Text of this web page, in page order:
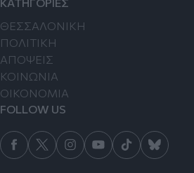
ΘΕΣΣΑΛΟΝΙΚΗ
ΠΟΛΙΤΙΚΗ
ΑΠΟΨΕΙΣ
ΚΟΙΝΩΝΙΑ
ΟΙΚΟΝΟΜΙΑ
FOLLOW US